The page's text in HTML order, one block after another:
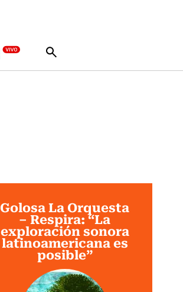
Golosa La Orquesta
– Respira: “La
exploración sonora
latinoamericana es
posible”